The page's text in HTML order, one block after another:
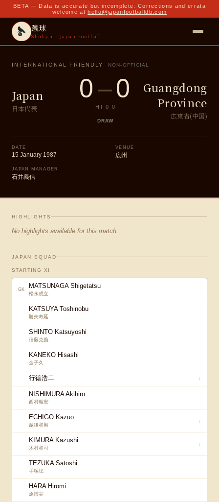
BETA — Data is accurate but incomplete. Corrections and errata
welcome at hello@japanfootballdb.com
蹴球
Shukyu · Japan Football
INTERNATIONAL FRIENDLY NON-OFFICIAL
Japan
日本代表
0–0
HT 0–0
DRAW
Guangdong
Province
広東省(中国)
DATE
15 January 1987
VENUE
広州
JAPAN MANAGER
石井義信
HIGHLIGHTS
No highlights available for this match.
JAPAN SQUAD
STARTING XI
GK MATSUNAGA Shigetatsu
松永成立
KATSUYA Toshinobu
勝矢寿延
SHINTO Katsuyoshi
信藤克義
KANEKO Hisashi
金子久
行徳浩二 ↓
NISHIMURA Akihiro
西村昭宏
ECHIGO Kazuo
越後和男
↓
KIMURA Kazushi
木村和司
↓
TEZUKA Satoshi
手塚聡
HARA Hiromi
原博実